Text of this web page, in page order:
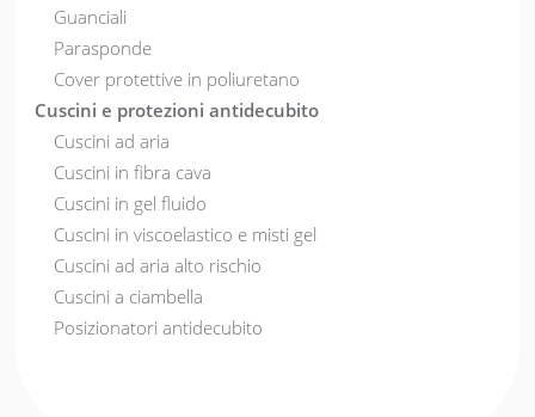
Guanciali
Parasponde
Cover protettive in poliuretano
Cuscini e protezioni antidecubito
Cuscini ad aria
Cuscini in fibra cava
Cuscini in gel fluido
Cuscini in viscoelastico e misti gel
Cuscini ad aria alto rischio
Cuscini a ciambella
Posizionatori antidecubito